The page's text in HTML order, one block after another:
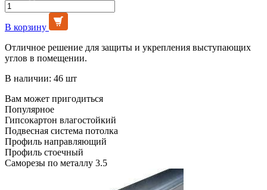
В корзину
Отличное решение для защиты и укрепления выступающих
углов в помещении.
В наличии: 46 шт
Вам может пригодиться
Популярное
Гипсокартон влагостойкий
Подвесная система потолка
Профиль направляющий
Профиль стоечный
Саморезы по металлу 3.5